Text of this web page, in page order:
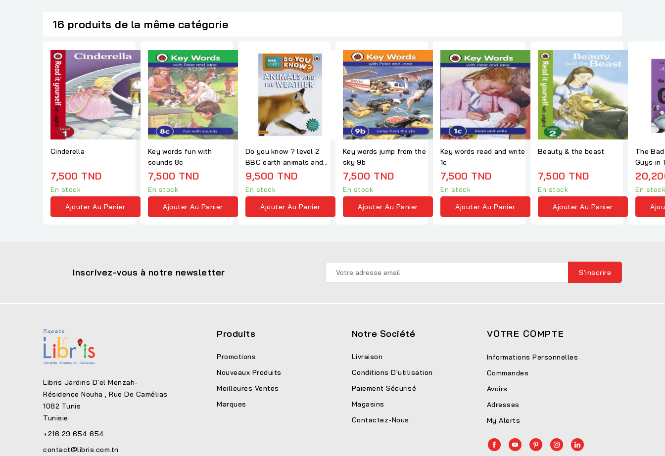
16 produits de la même catégorie
Cinderella
7,500 TND
En stock
Ajouter Au Panier
Key words fun with
sounds 8c
7,500 TND
En stock
Ajouter Au Panier
Do you know ? level 2
BBC earth animals and
the weather
9,500 TND
En stock
Ajouter Au Panier
Key words jump from the
sky 9b
7,500 TND
En stock
Ajouter Au Panier
Key words read and write
1c
7,500 TND
En stock
Ajouter Au Panier
Beauty & the beast
7,500 TND
En stock
Ajouter Au Panier
The
Guys in
Strikes
En stock
Inscrivez-vous à notre newsletter
Libris Jardins D'el Menzah-
Résidence Nouha , Rue De Camélias
1082 Tunis
Tunisie
+216 29 654 654
contact@libris.com.tn
Produits
Promotions
Nouveaux Produits
Meilleures Ventes
Marques
Notre Société
Livraison
Conditions D'utilisation
Paiement Sécurisé
Magasins
Contactez-Nous
VOTRE COMPTE
Informations Personnelles
Commandes
Avoirs
Adresses
My Alerts